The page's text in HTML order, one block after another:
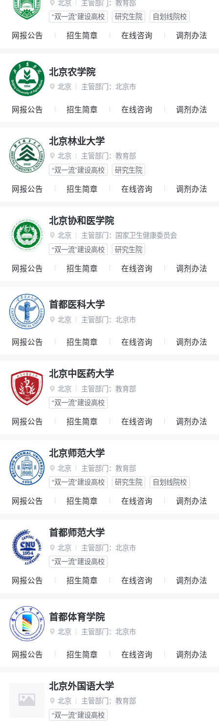
 北京 主管部门： 教育部
“双一流”建设高校
研究生院 自划线院校
网报公告 招生简章 在线咨询 调剂办法
北京农学院
 北京 主管部门： 北京市
网报公告 招生简章 在线咨询 调剂办法
北京林业大学
 北京 主管部门： 教育部
“双一流”建设高校
研究生院
网报公告 招生简章 在线咨询 调剂办法
北京协和医学院
 北京 主管部门： 国家卫生健康委员会
“双一流”建设高校
研究生院
网报公告 招生简章 在线咨询 调剂办法
首都医科大学
 北京 主管部门： 北京市
网报公告 招生简章 在线咨询 调剂办法
北京中医药大学
 北京 主管部门： 教育部
“双一流”建设高校
网报公告 招生简章 在线咨询 调剂办法
北京师范大学
 北京 主管部门： 教育部
“双一流”建设高校
研究生院 自划线院校
网报公告 招生简章 在线咨询 调剂办法
首都师范大学
 北京 主管部门： 北京市
“双一流”建设高校
网报公告 招生简章 在线咨询 调剂办法
首都体育学院
 北京 主管部门： 北京市
网报公告 招生简章 在线咨询 调剂办法
北京外国语大学
 北京 主管部门： 教育部
“双一流”建设高校